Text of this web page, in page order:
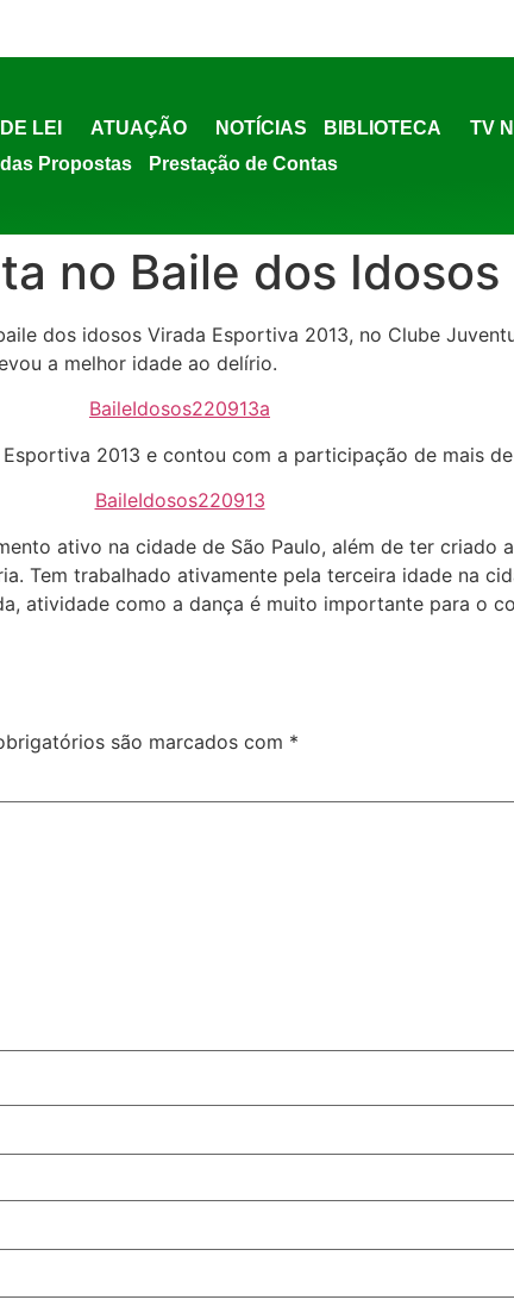
LEI ATUAÇÃO NOTÍCIAS BIBLIOTECA
TV
Propostas Prestação de Contas
no Baile dos Idosos
dos idosos Virada Esportiva 2013, no Clube
a melhor idade ao delírio.
2013 e contou com a participação de mais
ativo na cidade de São Paulo, além de ter criado
Tem trabalhado ativamente pela terceira idade na
atividade como a dança é muito importante para o
são marcados com *